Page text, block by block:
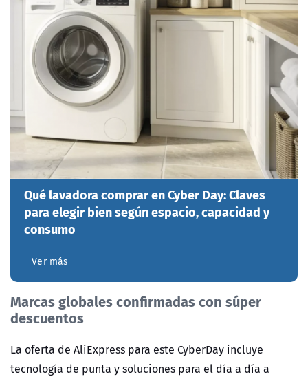
Qué lavadora comprar en Cyber Day: Claves
para elegir bien según espacio, capacidad y
consumo
Ver más
Marcas globales confirmadas con súper
descuentos
La oferta de AliExpress para este CyberDay incluye
tecnología de punta y soluciones para el día a día a